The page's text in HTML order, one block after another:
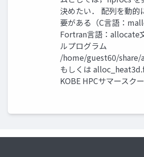
決めたい． 配列を動的
要がある（C言語：
Fortran言語：allocate
ルプログラム
/home/guest60/share/
もしくは
KOBE HPCサマースク